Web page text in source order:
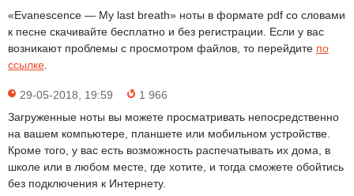
«Evanescence — My last breath» ноты в формате pdf со словами
к песне скачивайте бесплатно и без регистрации. Если у вас
возникают проблемы с просмотром файлов, то перейдите по
ссылке
29-05-2018, 19:59
1 966
Загруженные ноты вы можете просматривать непосредственно
на вашем компьютере, планшете или мобильном устройстве.
Кроме того, у вас есть возможность распечатывать их дома, в
школе или в любом месте, где хотите, и тогда сможете обойтись
без подключения к Интернету.